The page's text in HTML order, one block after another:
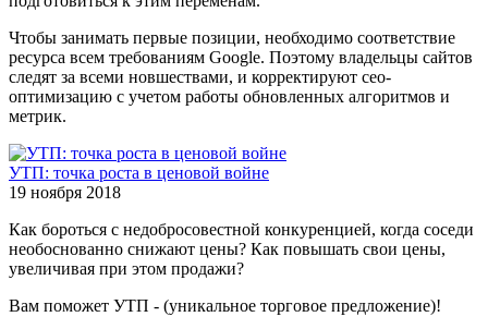
Чтобы занимать первые позиции, необходимо соответствие
ресурса всем требованиям Google. Поэтому владельцы сайтов
следят за всеми новшествами, и корректируют сео-
оптимизацию с учетом работы обновленных алгоритмов и
метрик.
УТП: точка роста в ценовой войне
19 ноября 2018
Как бороться с недобросовестной конкуренцией, когда соседи
необоснованно снижают цены? Как повышать свои цены,
увеличивая при этом продажи?
Вам поможет УТП - (уникальное торговое предложение)!